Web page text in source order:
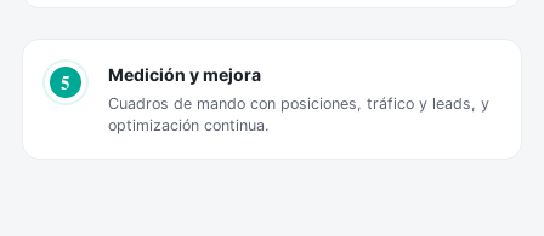
5 Medición y mejora
Cuadros de mando con posiciones, tráfico y leads, y
optimización continua.